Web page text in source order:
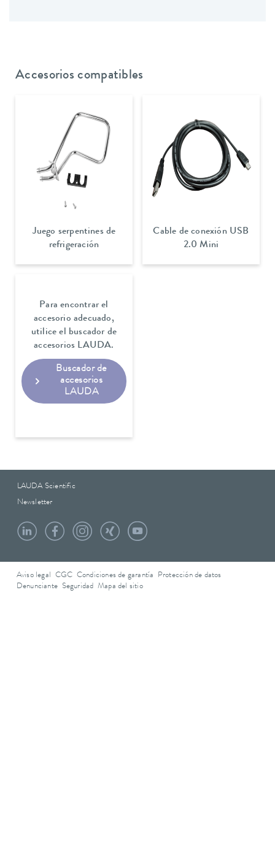
Accesorios compatibles
Juego serpentines de
refrigeración
Cable de conexión USB
2.0 Mini
Para encontrar el
accesorio adecuado,
utilice el buscador de
accesorios LAUDA.
Buscador de
accesorios
LAUDA
LAUDA Scientific
Newsletter
Aviso legal CGC Condiciones de garantía
Protección de datos
Denunciante Seguridad Mapa del sitio